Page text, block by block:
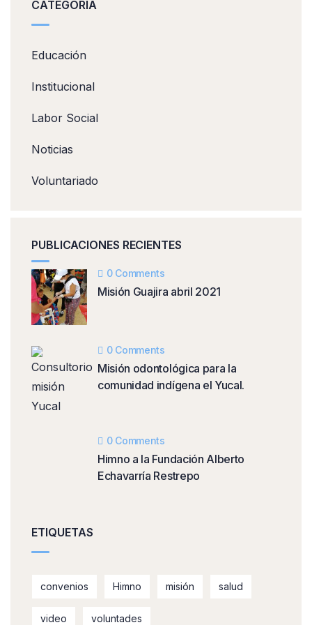
CATEGORIA
Educación
Institucional
Labor Social
Noticias
Voluntariado
PUBLICACIONES RECIENTES
0 Comments
Misión Guajira abril 2021
0 Comments
Misión odontológica para la
comunidad indígena el Yucal.
0 Comments
Himno a la Fundación Alberto
Echavarría Restrepo
ETIQUETAS
convenios Himno misión salud
video voluntades